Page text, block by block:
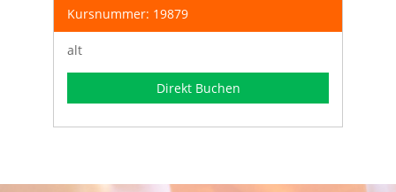
Kursnummer: 19879
alt
Direkt Buchen